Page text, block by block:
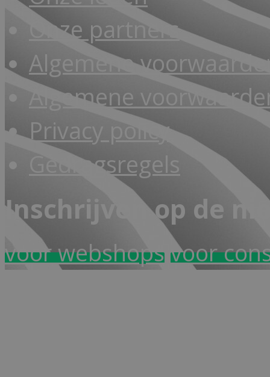
Onze partners
Algemene
Algemene
Privacy policy
Gedragsregels
Inschrijven op de
voor webshopsvoor